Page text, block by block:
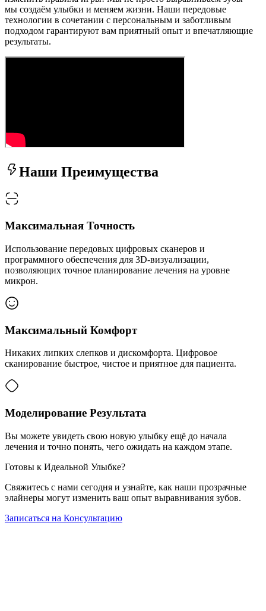
мы создаём улыбки и меняем жизни. Наши передовые
технологии в сочетании с персональным и заботливым
подходом гарантируют вам приятный опыт и впечатляющие
результаты.
Наши Преимущества
Максимальная Точность
Использование передовых цифровых сканеров и
программного обеспечения для 3D-визуализации,
позволяющих точное планирование лечения на уровне
микрон.
Максимальный Комфорт
Никаких липких слепков и дискомфорта. Цифровое
сканирование быстрое, чистое и приятное для пациента.
Моделирование Результата
Вы можете увидеть свою новую улыбку ещё до начала
лечения и точно понять, чего ожидать на каждом этапе.
Готовы к Идеальной Улыбке?
Свяжитесь с нами сегодня и узнайте, как наши прозрачные
элайнеры могут изменить ваш опыт выравнивания зубов.
Записаться на Консультацию